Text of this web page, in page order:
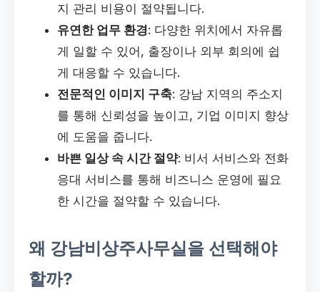
지 관리 비용이 절약됩니다.
유연한 업무 환경: 다양한 위치에서 자유롭
게 일할 수 있어, 출장이나 외부 회의에 쉽
게 대응할 수 있습니다.
전문적인 이미지 구축: 강남 지역의 주소지
를 통해 신뢰성을 높이고, 기업 이미지 향상
에 도움을 줍니다.
바쁜 일상 속 시간 절약: 비서 서비스와 전화
응대 서비스를 통해 비즈니스 운영에 필요
한 시간을 절약할 수 있습니다.
왜 강남비상주사무실을 선택해야
할까?